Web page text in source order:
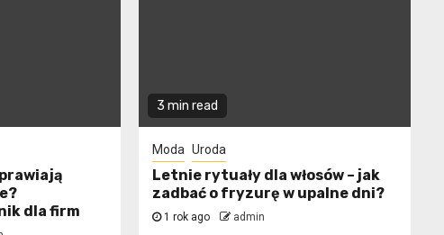
dla firm
3 min read
Moda Uroda
Letnie rytuały dla włosów – jak
zadbać o fryzurę w upalne dni?
1 rok ago admin